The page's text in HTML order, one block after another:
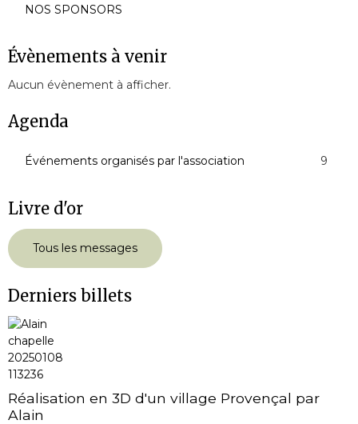
NOS SPONSORS
Évènements à venir
Aucun évènement à afficher.
Agenda
Événements organisés par l'association 9
Livre d'or
Tous les messages
Derniers billets
Réalisation en 3D d'un village Provençal par
Alain